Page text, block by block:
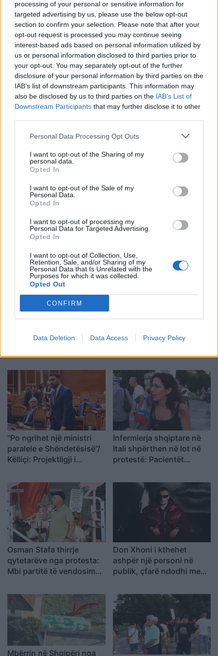
processing of your personal or sensitive information for
targeted advertising by us, please use the below opt-out
section to confirm your selection. Please note that after your
opt-out request is processed you may continue seeing
interest-based ads based on personal information utilized by
us or personal information disclosed to third parties prior to
your opt-out. You may separately opt-out of the further
disclosure of your personal information by third parties on the
IAB’s list of downstream participants. This information may
also be disclosed by us to third parties on the IAB’s List of
Downstream Participants that may further disclose it to other
Personal Data Processing Opt Outs
I want to opt-out of the Sharing of my
personal data.
Opted In
I want to opt-out of the Sale of my
Personal Data.
Opted In
I want to opt-out of processing my
Personal Data for Targeted Advertising.
Opted In
I want to opt-out of Collection, Use,
Retention, Sale, and/or Sharing of my
Personal Data that Is Unrelated with the
Purposes for which it was collected.
Opted Out
CONFIRM
Data Deletion Data Access Privacy Policy
Shtuarmë26.02.2025 13:59
Tags:
studime
dhimbja e madhe, Arianit
Pejë
hapësirën e pushuesve në
mijë lekë drejtuesi
“Po ngrihet një ministri
paralele e Shëndetësisë”/
Këlliçi: Projektligji i
monopolit, SPAK të
ndërhyjë
Infermierja shqiptare në
Itali shpërthen në lot në
protestë: Pacientët
kurim jashtë vendit
Osman Stafa thirrje
qytetarëve nga protesta:
Mbi partitë të vendosim
koha e brezit të ri
Don Xhoni i kthehet
ashpër një personi në
publik, çfarë ndodhi me
Mbërrin në Shqipëri nga